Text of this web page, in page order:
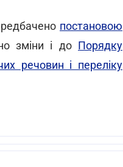
постановою
зміни і до Порядку
речовин і переліку